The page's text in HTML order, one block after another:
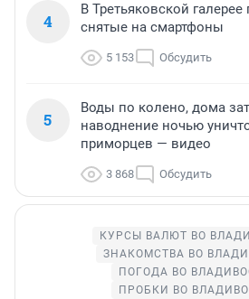
4
В Третьяковской
снятые на смартфоны
5 153 Обсудить
5
Воды по колено, дома
наводнение ночью
приморцев — видео
3 868 Обсудить
КУРСЫ ВАЛЮТ ВО
ЗНАКОМСТВА ВО
ПОГОДА ВО
ПРОБКИ ВО